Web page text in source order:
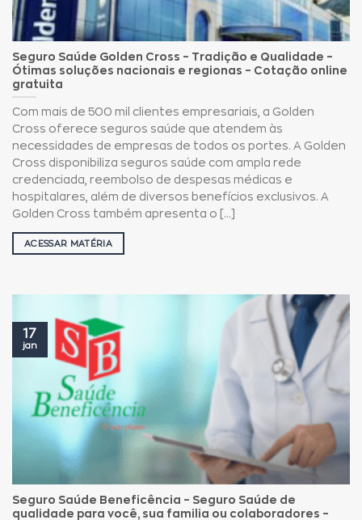
Seguro Saúde Golden Cross – Tradição e Qualidade –
Ótimas soluções nacionais e regionas – Cotação online
gratuita
Com mais de 500 mil clientes empresariais, a Golden
Cross oferece seguros saúde que atendem às
necessidades de empresas de todos os portes. A Golden
Cross disponibiliza seguros saúde com ampla rede
credenciada, reembolso de despesas médicas e
hospitalares, além de diversos benefícios exclusivos. A
Golden Cross também apresenta o [...]
ACESSAR MATÉRIA
Seguro Saúde Beneficência – Seguro Saúde de
qualidade para você, sua familia ou colaboradores –
17
jan